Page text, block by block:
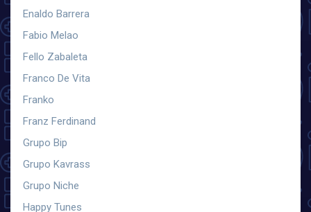
Enaldo Barrera
Fabio Melao
Fello Zabaleta
Franco De Vita
Franko
Franz Ferdinand
Grupo Bip
Grupo Kavrass
Grupo Niche
Happy Tunes